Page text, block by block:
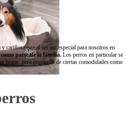
cariñosa que al ser tan especial para nosotros en
como parte de la familia. Los perros en particular se
hogar, pero requieren de ciertas comodidades como